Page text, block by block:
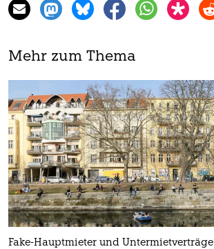
Mehr zum Thema
Fake-Hauptmieter und Untermietverträge